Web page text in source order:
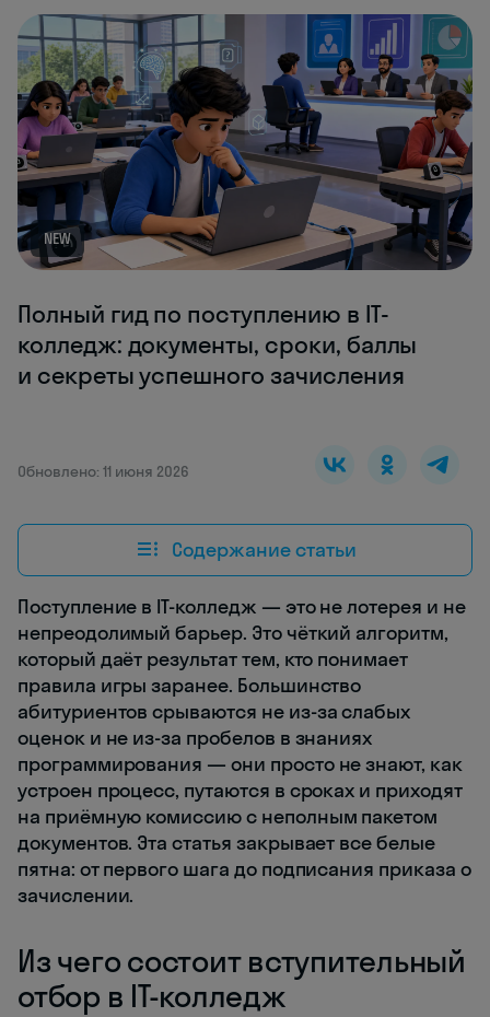
NEW
Полный гид по поступлению в IT-
колледж: документы, сроки, баллы
и секреты успешного зачисления
Обновлено: 11 июня 2026
Содержание статьи
Поступление в IT-колледж — это не лотерея и не
непреодолимый барьер. Это чёткий алгоритм,
который даёт результат тем, кто понимает
правила игры заранее. Большинство
абитуриентов срываются не из-за слабых
оценок и не из-за пробелов в знаниях
программирования — они просто не знают, как
устроен процесс, путаются в сроках и приходят
на приёмную комиссию с неполным пакетом
документов. Эта статья закрывает все белые
пятна: от первого шага до подписания приказа о
зачислении.
Из чего состоит вступительный
отбор в IT-колледж